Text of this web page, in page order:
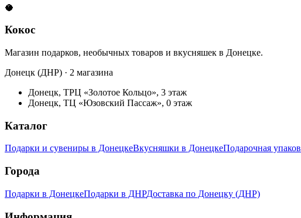
🥥
Кокос
Магазин подарков, необычных товаров и вкусняшек в Донецке.
Донецк (ДНР) · 2 магазина
Донецк, ТРЦ «Золотое Кольцо», 3 этаж
Донецк, ТЦ «Юзовский Пассаж», 0 этаж
Каталог
Подарки и сувениры в ДонецкеВкусняшки в ДонецкеПодарочная
Города
Подарки в ДонецкеПодарки в ДНРДоставка по Донецку (ДНР)